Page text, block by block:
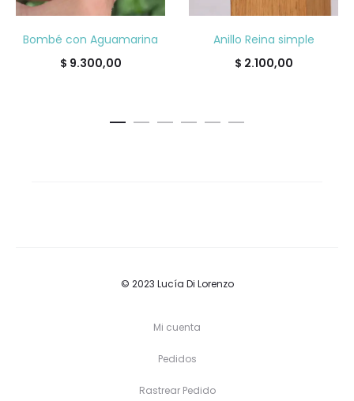
Bombé con Aguamarina
$ 9.300,00
Anillo Reina simple
$ 2.100,00
© 2023 Lucía Di Lorenzo
Mi cuenta
Pedidos
Rastrear Pedido